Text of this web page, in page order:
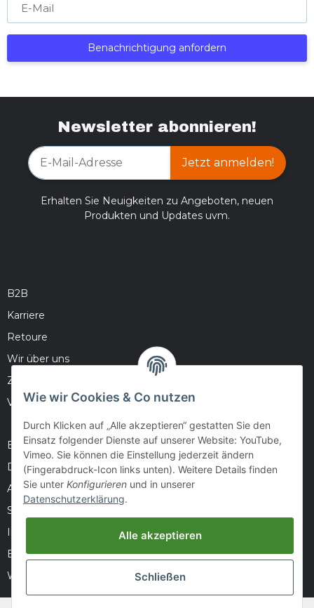
E-Mail
Benachrichtigung anfordern
Newsletter abonnieren!
Jetzt anmelden!
Erhalten Sie Neuigkeiten zu Angeboten, neuen
Produkten und Updates uvm.
B2B
Karriere
Retoure
Wir über uns
Zahlungsmöglichkeiten
Versandinformationen
Barrierefreiheitserklärung
Datenschutz
AGB
Sitemap
Impressum
Batteriegesetzhinweise
Widerrufsrecht
Wie wir Cookies & Co nutzen
Durch Klicken auf „Alle akzeptieren“ gestatten Sie den
Einsatz folgender Dienste auf unserer Website: YouTube,
Vimeo. Sie können die Einstellung jederzeit ändern
(Fingerabdruck-Icon links unten). Weitere Details finden
Sie unter Konfigurieren und in unserer
Datenschutzerklärung.
Alle akzeptieren
Schließen